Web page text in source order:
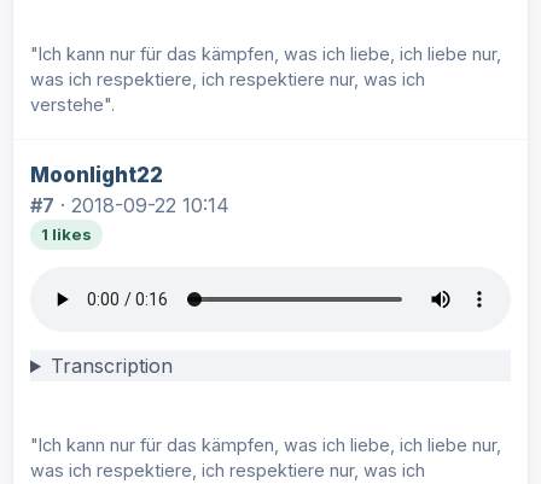
"Ich kann nur für das kämpfen, was ich liebe, ich liebe nur,
was ich respektiere, ich respektiere nur, was ich
verstehe".
Moonlight22
#7 · 2018-09-22 10:14
1 likes
Transcription
"Ich kann nur für das kämpfen, was ich liebe, ich liebe nur,
was ich respektiere, ich respektiere nur, was ich